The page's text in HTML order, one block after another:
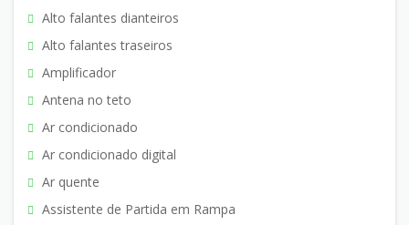
Alto falantes dianteiros
Alto falantes traseiros
Amplificador
Antena no teto
Ar condicionado
Ar condicionado digital
Ar quente
Assistente de Partida em Rampa